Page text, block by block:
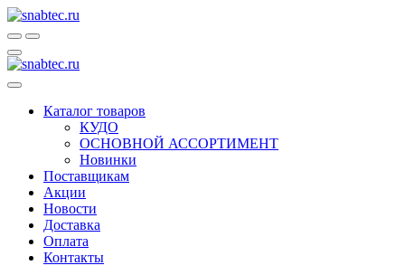
Каталог товаров
КУДО
ОСНОВНОЙ АССОРТИМЕНТ
Новинки
Поставщикам
Акции
Новости
Доставка
Оплата
Контакты